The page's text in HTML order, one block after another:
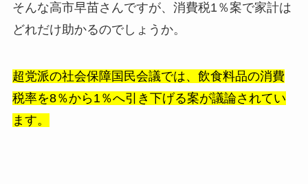
そんな高市早苗さんですが、消費税1％案で家計は
どれだけ助かるのでしょうか。
超党派の社会保障国民会議では、飲食料品の消費
税率を8％から1％へ引き下げる案が議論されてい
ます。